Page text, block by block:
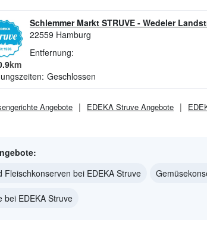
Schlemmer Markt STRUVE - Wedeler
22559 Hamburg
Entfernung:
km
Geschlossen
Angebote EDEKA Struve Angebote
Fleischkonserven bei EDEKA Struve
bei EDEKA Struve